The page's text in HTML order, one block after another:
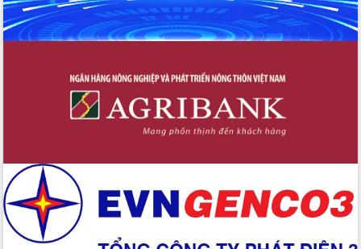
Nâng cao trách nhiệm người đứng
đầu, phát huy tinh thần chủ động,
Sở Công Thương đột phá số hóa 100%
thủ tục trực tuyến lấy sự hài lòng của
doanh nghiệp làm thước đo phục vụ
Đảm bảo công tác bầu cử triển khai
Ban Tuyên giáo và Dân vận Trung ương
tập huấn công tác khoa giáo năm 2025
Đắk Lắk hưởng ứng Ngày Pháp luật
Việt Nam 2025 và biểu dương 25 tập
thể, cá nhân tiêu biểu